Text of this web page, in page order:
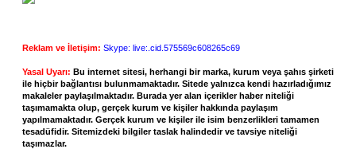
Reklam ve İletişim: Skype: live:.cid.575569c608265c69
Yasal Uyarı: Bu internet sitesi, herhangi bir marka, kurum veya şahıs şirketi
ile hiçbir bağlantısı bulunmamaktadır. Sitede yalnızca kendi hazırladığımız
makaleler paylaşılmaktadır. Burada yer alan içerikler haber niteliği
taşımamakta olup, gerçek kurum ve kişiler hakkında paylaşım
yapılmamaktadır. Gerçek kurum ve kişiler ile isim benzerlikleri tamamen
tesadüfidir. Sitemizdeki bilgiler taslak halindedir ve tavsiye niteliği
taşımazlar.